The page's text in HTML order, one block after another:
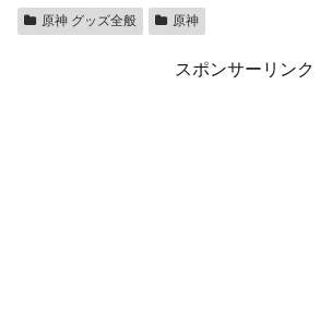
原神 グッズ全般 原神
スポンサーリンク